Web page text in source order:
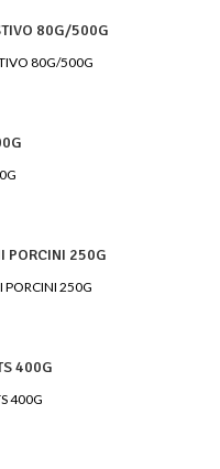
80G/500G
80G/500G
PORCINI 250G
PORCINI 250G
400G
400G